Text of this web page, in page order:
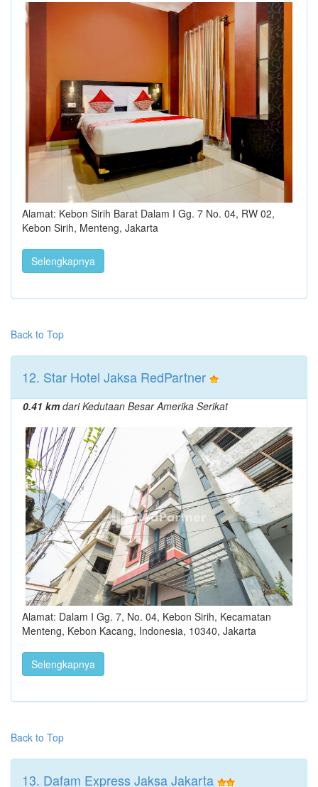
Alamat: Kebon Sirih Barat Dalam I Gg. 7 No. 04, RW 02,
Kebon Sirih, Menteng, Jakarta
Selengkapnya
Back to Top
12. Star Hotel Jaksa RedPartner
0.41 kmdari Kedutaan Besar Amerika Serikat
Alamat: Dalam I Gg. 7, No. 04, Kebon Sirih, Kecamatan
Menteng, Kebon Kacang, Indonesia, 10340, Jakarta
Selengkapnya
Back to Top
13. Dafam Express Jaksa Jakarta